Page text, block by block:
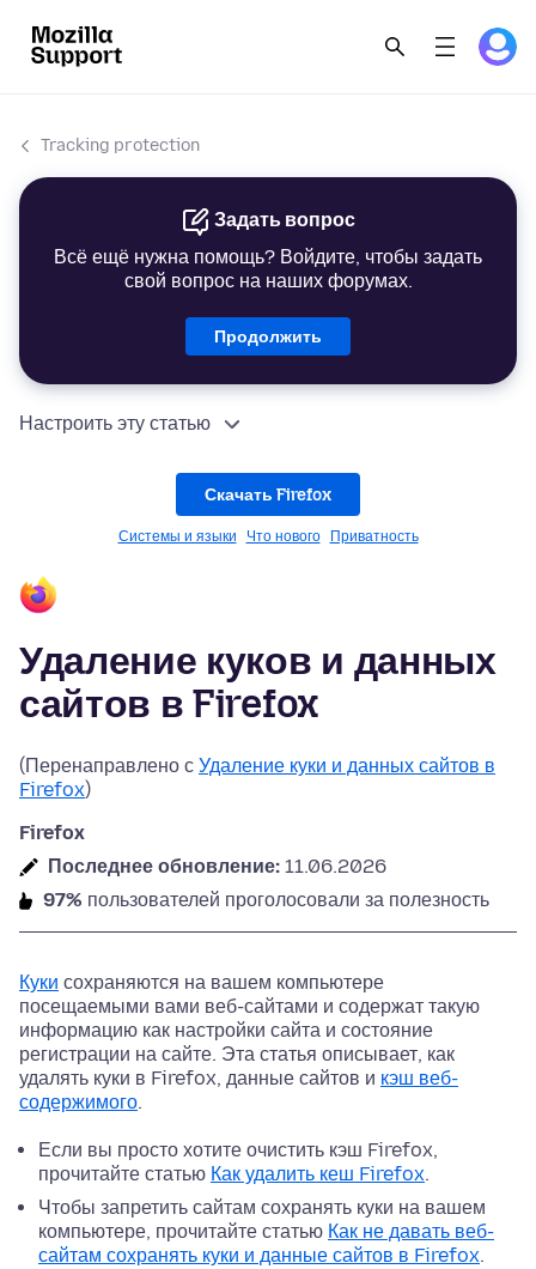
Tracking protection
Задать вопрос
Всё ещё нужна помощь? Войдите, чтобы задать
свой вопрос на наших форумах.
Продолжить
Настроить эту статью
Скачать Firefox
Системы и языки Что нового Приватность
Удаление куков и данных
сайтов в Firefox
(Перенаправлено с Удаление куки и данных сайтов в
Firefox)
Firefox
Последнее обновление: 11.06.2026
97% пользователей проголосовали за полезность
Куки сохраняются на вашем компьютере
посещаемыми вами веб-сайтами и содержат такую
информацию как настройки сайта и состояние
регистрации на сайте. Эта статья описывает, как
удалять куки в Firefox, данные сайтов и кэш веб-
содержимого.
Если вы просто хотите очистить кэш Firefox,
прочитайте статью Как удалить кеш Firefox.
Чтобы запретить сайтам сохранять куки на вашем
компьютере, прочитайте статью Как не давать веб-
сайтам сохранять куки и данные сайтов в Firefox.